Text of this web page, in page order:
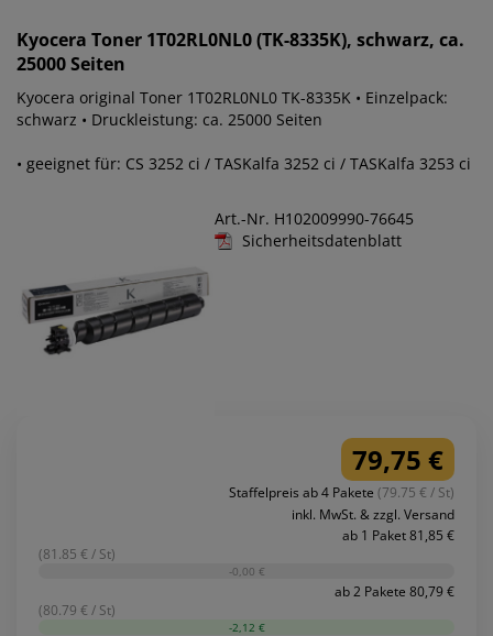
Kyocera Toner 1T02RL0NL0 (TK-8335K), schwarz, ca.
25000 Seiten
Kyocera original Toner 1T02RL0NL0 TK-8335K • Einzelpack:
schwarz • Druckleistung: ca. 25000 Seiten
• geeignet für: CS 3252 ci / TASKalfa 3252 ci / TASKalfa 3253 ci
Art.-Nr. H102009990-76645
Sicherheitsdatenblatt
79,75 €
Staffelpreis ab 4 Pakete (79.75 € / St)
inkl. MwSt. & zzgl. Versand
ab 1 Paket 81,85 €
(81.85 € / St)
-0,00 €
ab 2 Pakete 80,79 €
(80.79 € / St)
-2,12 €